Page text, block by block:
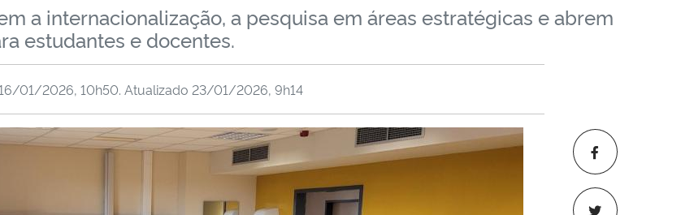
a internacionalização, a pesquisa em áreas estratégicas e abrem
estudantes e docentes.
01/2026, 10h50. Atualizado 23/01/2026, 9h14